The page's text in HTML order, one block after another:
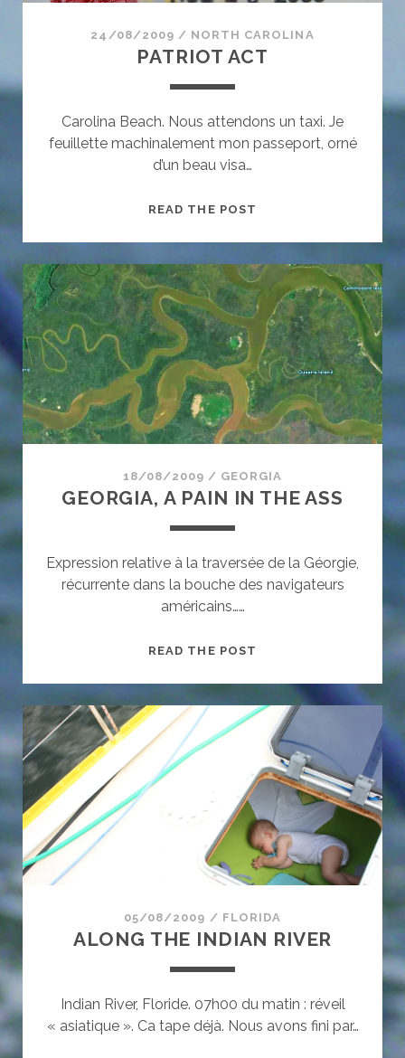
24/08/2009 / NORTH CAROLINA
PATRIOT ACT
Carolina Beach. Nous attendons un taxi. Je
feuillette machinalement mon passeport, orné
d’un beau visa…
READ THE POST
18/08/2009 / GEORGIA
GEORGIA, A PAIN IN THE ASS
Expression relative à la traversée de la Géorgie,
récurrente dans la bouche des navigateurs
américains……
READ THE POST
IN
THE
ASS
05/08/2009 / FLORIDA
ALONG THE INDIAN RIVER
Indian River, Floride. 07h00 du matin : réveil
« asiatique ». Ca tape déjà. Nous avons fini par…